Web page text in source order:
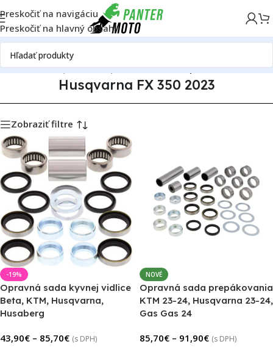
Preskočiť na navigáciu
Preskočiť na hlavný obsah
motoriekHusqvarnaHusqvarna FX 350Husqvarna FX 350 2023
Husqvarna FX 350 2023
Zobraziť filtre
-19%
Opravná sada kyvnej vidlice
Beta, KTM, Husqvarna,
Husaberg
43,90€ – 85,70€ (s DPH)
NOVÉ
Opravná sada prepákovania
KTM 23-24, Husqvarna 23-24,
Gas Gas 24
85,70€ – 91,90€ (s DPH)